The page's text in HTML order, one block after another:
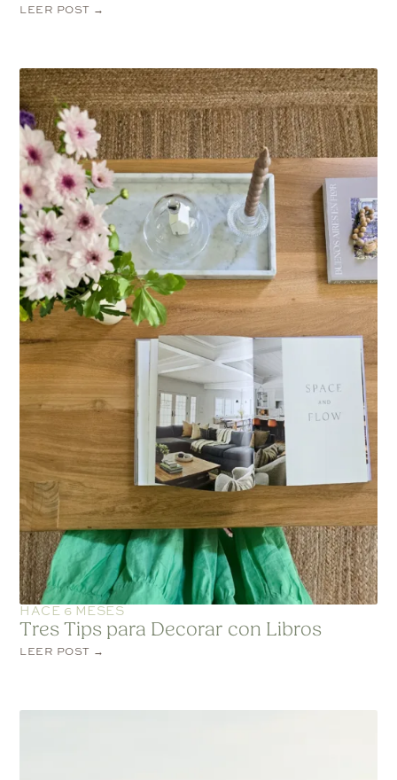
LEER POST →
HACE 6 MESES
Tres Tips para Decorar con Libros
LEER POST →